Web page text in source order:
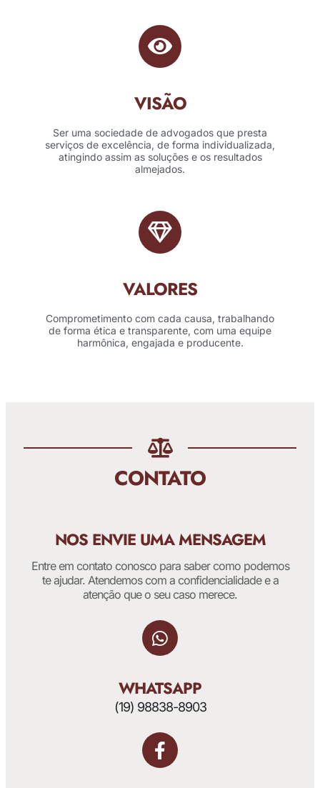
VISÃO
Ser uma sociedade de advogados que presta
serviços de excelência, de forma individualizada,
atingindo assim as soluções e os resultados
almejados.
VALORES
Comprometimento com cada causa, trabalhando
de forma ética e transparente, com uma equipe
harmônica, engajada e producente.
CONTATO
NOS ENVIE UMA MENSAGEM
Entre em contato conosco para saber como podemos
te ajudar. Atendemos com a confidencialidade e a
atenção que o seu caso merece.
WHATSAPP
(19) 98838-8903